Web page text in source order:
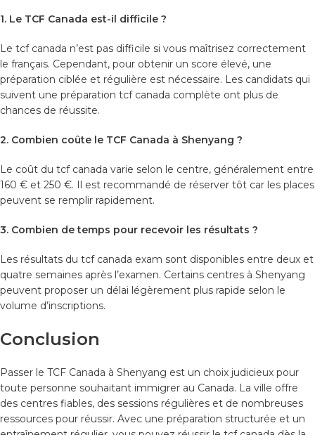
1. Le TCF Canada est-il difficile ?
Le tcf canada n’est pas difficile si vous maîtrisez correctement
le français. Cependant, pour obtenir un score élevé, une
préparation ciblée et régulière est nécessaire. Les candidats qui
suivent une préparation tcf canada complète ont plus de
chances de réussite.
2. Combien coûte le TCF Canada à Shenyang ?
Le coût du tcf canada varie selon le centre, généralement entre
160 € et 250 €. Il est recommandé de réserver tôt car les places
peuvent se remplir rapidement.
3. Combien de temps pour recevoir les résultats ?
Les résultats du tcf canada exam sont disponibles entre deux et
quatre semaines après l’examen. Certains centres à Shenyang
peuvent proposer un délai légèrement plus rapide selon le
volume d’inscriptions.
Conclusion
Passer le TCF Canada à Shenyang est un choix judicieux pour
toute personne souhaitant immigrer au Canada. La ville offre
des centres fiables, des sessions régulières et de nombreuses
ressources pour réussir. Avec une préparation structurée et un